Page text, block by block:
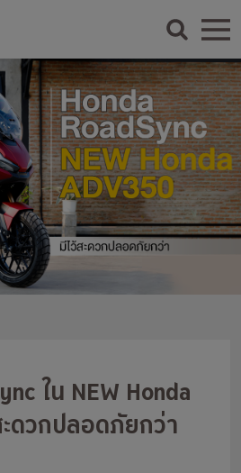
ใน NEW Honda
ดวกปลอดภัยกว่า